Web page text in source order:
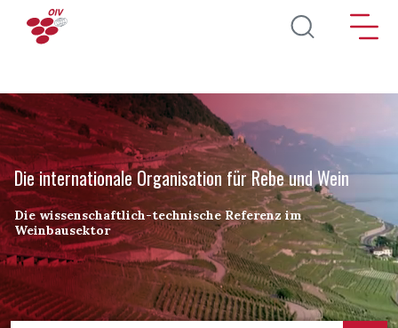
Direkt zum Inhalt
Die internationale Organisation für Rebe und Wein
Die wissenschaftlich-technische Referenz im
Weinbausektor